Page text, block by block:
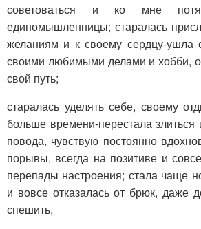
советоваться и ко мне
единомышленницы; старалась
желаниям и к своему сердцу-ушла
своими любимыми делами и хобби,
свой путь;
старалась уделять себе, своему
больше времени-перестала злиться
повода, чувствую постоянно
порывы, всегда на позитиве и
перепады настроения; стала чаще
и вовсе отказалась от брюк, даже
спешить,